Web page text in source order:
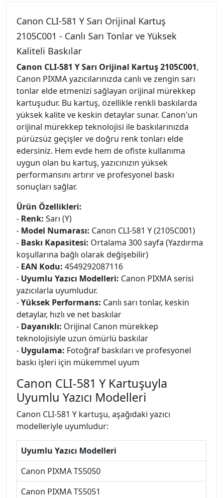
Canon CLI-581 Y Sarı Orijinal Kartuş
2105C001 - Canlı Sarı Tonlar ve Yüksek
Kaliteli Baskılar
Canon CLI-581 Y Sarı Orijinal Kartuş 2105C001,
Canon PIXMA yazıcılarınızda canlı ve zengin sarı
tonlar elde etmenizi sağlayan orijinal mürekkep
kartuşudur. Bu kartuş, özellikle renkli baskılarda
yüksek kalite ve keskin detaylar sunar. Canon'un
orijinal mürekkep teknolojisi ile baskılarınızda
pürüzsüz geçişler ve doğru renk tonları elde
edersiniz. Hem evde hem de ofiste kullanıma
uygun olan bu kartuş, yazıcınızın yüksek
performansını artırır ve profesyonel baskı
sonuçları sağlar.
Ürün Özellikleri:
- Renk: Sarı (Y)
- Model Numarası: Canon CLI-581 Y (2105C001)
- Baskı Kapasitesi: Ortalama 300 sayfa (Yazdırma
koşullarına bağlı olarak değişebilir)
- EAN Kodu: 4549292087116
- Uyumlu Yazıcı Modelleri: Canon PIXMA serisi
yazıcılarla uyumludur.
-Yüksek Performans: Canlı sarı tonlar, keskin
detaylar, hızlı ve net baskılar
- Dayanıklı: Orijinal Canon mürekkep
teknolojisiyle uzun ömürlü baskılar
- Uygulama: Fotoğraf baskıları ve profesyonel
baskı işleri için mükemmel uyum
Canon CLI-581 Y Kartuşuyla
Uyumlu Yazıcı Modelleri
Canon CLI-581 Y kartuşu, aşağıdaki yazıcı
modelleriyle uyumludur:
Uyumlu Yazıcı Modelleri
Canon PIXMA TS5050
Canon PIXMA TS5051